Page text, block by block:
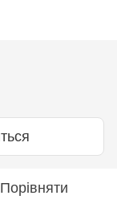
Порівняти